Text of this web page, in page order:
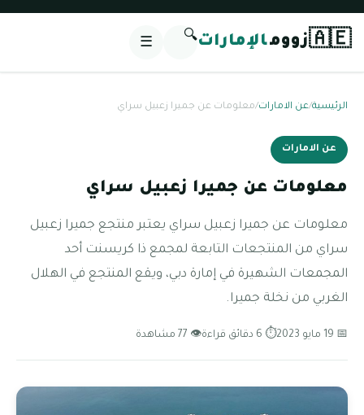
🇦🇪زوومالإمارات🔍
☰
الرئيسية/عن الامارات/معلومات عن جميرا زعبيل سراي
عن الامارات
معلومات عن جميرا زعبيل سراي
معلومات عن جميرا زعبيل سراي يعتبر منتجع جميرا زعبيل
سراي من المنتجعات التابعة لمجمع ذا كريسنت أحد
المجمعات الشهيرة في إمارة دبي، ويقع المنتجع في الهلال
الغربي من نخلة جميرا.
📅 19 مايو 2023 ⏱ 6 دقائق قراءة 👁 77 مشاهدة